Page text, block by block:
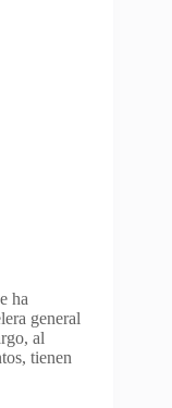
ha
general
al
tienen